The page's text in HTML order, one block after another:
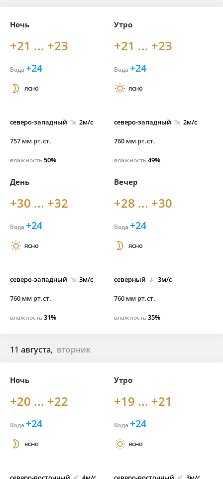
Ночь
+21 ... +23
Вода +24
ясно
северо-западный 2м/с
757 мм рт.ст.
влажность50%
Утро
+21 ... +23
Вода +24
ясно
северо-западный 2м/с
760 мм рт.ст.
влажность49%
День
+30 ... +32
Вода +24
ясно
северо-западный 3м/с
760 мм рт.ст.
влажность31%
Вечер
+28 ... +30
Вода +24
ясно
северный 3м/с
760 мм рт.ст.
влажность35%
11 августа, вторник
Ночь
+20 ... +22
Вода +24
ясно
Утро
+19 ... +21
Вода +24
ясно